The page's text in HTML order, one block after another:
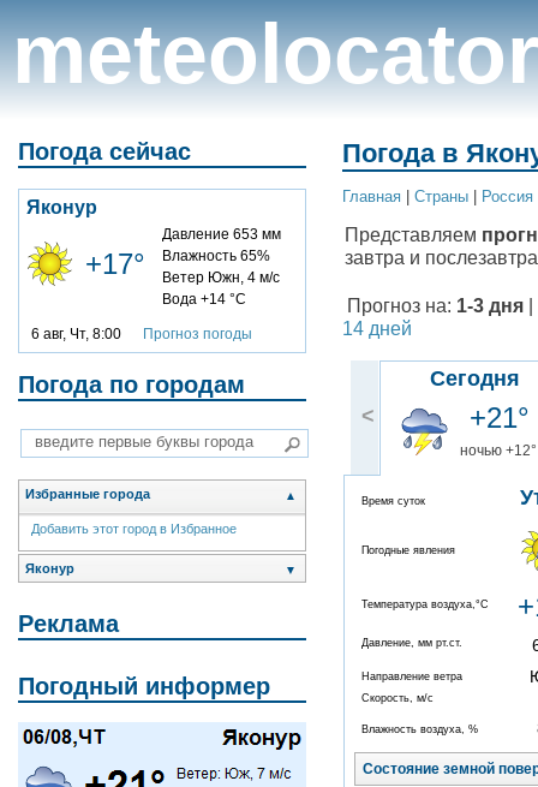
meteolocator
Погода сейчас
Яконур
+17°
Давление 653 мм
Влажность 65%
Ветер Южн, 4 м/с
Вода +14 °C
6 авг, Чт, 8:00 Прогноз погоды
Погода по городам
Избранные города ▲
Добавить этот город в Избранное
Яконур ▼
Реклама
Погодный информер
Погода в
Главная Cтраны Россия
Представляем
завтра и
Прогноз на: 1-3 дня
14 дней
<
Сегодня
+21°
ночью +12°
Время суток
Погодные явления
Температура воздуха,°C
Давление, мм рт.ст.
Направление ветра
Скорость, м/с
Влажность воздуха, %
Состояние земной